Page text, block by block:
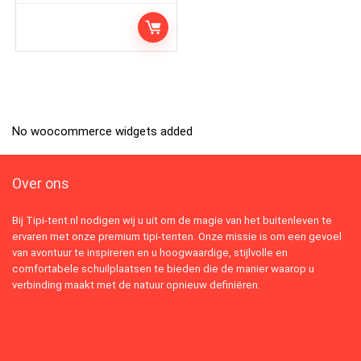
No woocommerce widgets added
Over ons
Bij Tipi-tent.nl nodigen wij u uit om de magie van het buitenleven te
ervaren met onze premium tipi-tenten. Onze missie is om een gevoel
van avontuur te inspireren en u hoogwaardige, stijlvolle en
comfortabele schuilplaatsen te bieden die de manier waarop u
verbinding maakt met de natuur opnieuw definiëren.